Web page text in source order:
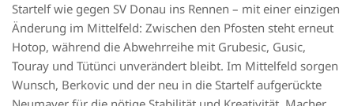
Startelf wie gegen SV Donau ins Rennen – mit einer einzigen
Änderung im Mittelfeld: Zwischen den Pfosten steht erneut
Hotop, während die Abwehrreihe mit Grubesic, Gusic,
Touray und Tütünci unverändert bleibt. Im Mittelfeld sorgen
Wunsch, Berkovic und der neu in die Startelf aufgerückte